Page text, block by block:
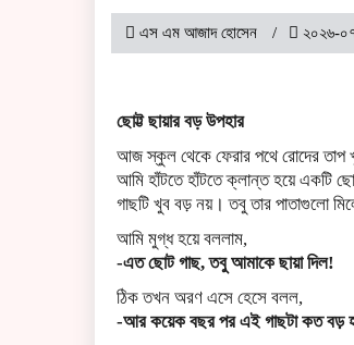
এস এম আজাদ হোসেন ২০২৬-
ছোট্ট ছায়ার বড় উপহার
আজ স্কুল থেকে ফেরার পথে রোদের তাপ
আমি হাঁটতে হাঁটতে ক্লান্ত হয়ে একটি
গাছটি খুব বড় নয়। তবু তার পাতাগুলো
আমি মুগ্ধ হয়ে বললাম,
-এত ছোট গাছ, তবু আমাকে ছায়া দিল!
ঠিক তখন অরণ এসে হেসে বলল,
-আর কয়েক বছর পর এই গাছটা কত বড়